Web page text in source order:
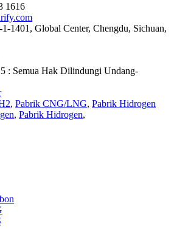
1616
1401, Global Center, Chengdu, Sichuan,
: Semua Hak Dilindungi Undang-
, Pabrik CNG/LNG, Pabrik Hidrogen
, Pabrik Hidrogen,